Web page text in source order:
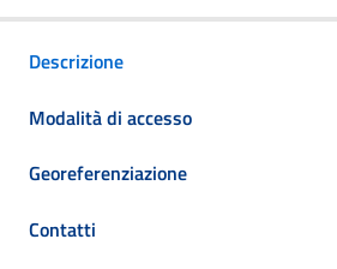
Descrizione
Modalità di accesso
Georeferenziazione
Contatti